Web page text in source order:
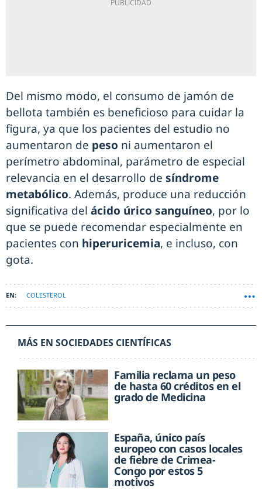
Del mismo modo, el consumo de jamón de
bellota también es beneficioso para cuidar la
figura, ya que los pacientes del estudio no
aumentaron de peso ni aumentaron el
perímetro abdominal, parámetro de especial
relevancia en el desarrollo de síndrome
metabólico. Además, produce una reducción
significativa del ácido úrico sanguíneo, por lo
que se puede recomendar especialmente en
pacientes con hiperuricemia, e incluso, con
gota.
COLESTEROL
MÁS EN SOCIEDADES CIENTÍFICAS
Familia reclama un peso
de hasta 60 créditos en el
grado de Medicina
España, único país
europeo con casos locales
de fiebre de Crimea-
Congo por estos 5
motivos